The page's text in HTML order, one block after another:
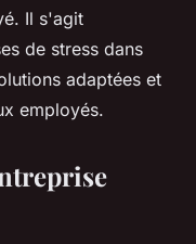
Il s'agit
de stress dans
adaptées et
employés.